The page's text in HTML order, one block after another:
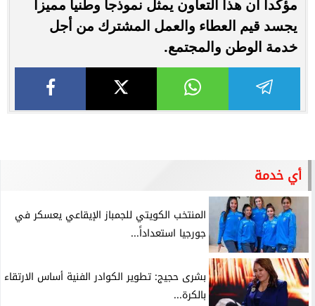
مؤكداً أن هذا التعاون يمثل نموذجاً وطنياً مميزاً
يجسد قيم العطاء والعمل المشترك من أجل
خدمة الوطن والمجتمع.
أي خدمة
المنتخب الكويتي للجمباز الإيقاعي يعسكر في
جورجيا استعداداً...
بشرى حجيج: تطوير الكوادر الفنية أساس الارتقاء
بالكرة...